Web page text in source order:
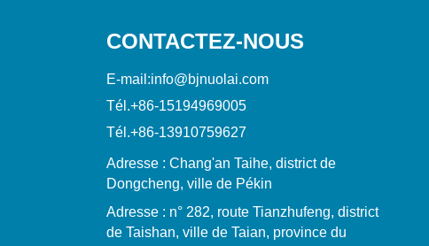
CONTACTEZ-NOUS
E-mail:info@bjnuolai.com
Tél.+86-15194969005
Tél.+86-13910759627
Adresse : Chang'an Taihe, district de
Dongcheng, ville de Pékin
Adresse : n° 282, route Tianzhufeng, district
de Taishan, ville de Taian, province du